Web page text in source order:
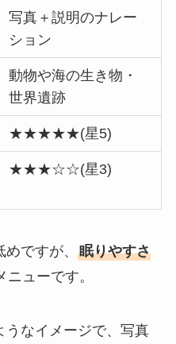
写真＋説明のナレー
ション
動物や海の生き物・
世界遺跡
★★★★★(星5)
★★★☆☆(星3)
ですが、 眠りやすさ
ューです。
うなイメージで、写真